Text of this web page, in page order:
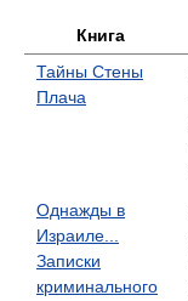
Книга
Тайны Стены
Плача
Однажды в
Израиле...
Записки
криминального